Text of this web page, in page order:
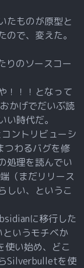
たものが原型と
で、変えた。
のソースコー
！！！となって
かげでだいぶ読
時代だ。
ントリビューシ
つわるバグを修
処理を読んでい
（まだリリース
しい、というこ
に移行した
いうモチベか
使い始め、どこ
Silverbulletを使